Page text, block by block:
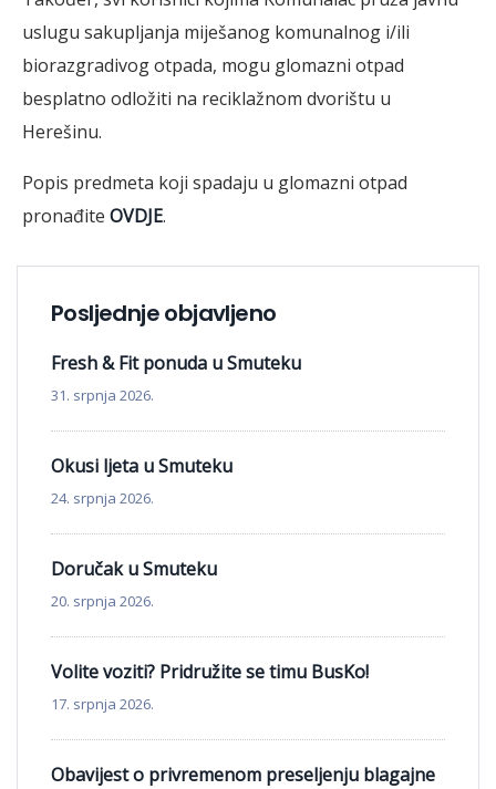
uslugu sakupljanja miješanog komunalnog i/ili
biorazgradivog otpada, mogu glomazni otpad
besplatno odložiti na reciklažnom dvorištu u
Herešinu.
Popis predmeta koji spadaju u glomazni otpad
pronađite OVDJE.
Posljednje objavljeno
Fresh & Fit ponuda u Smuteku
31. srpnja 2026.
Okusi ljeta u Smuteku
24. srpnja 2026.
Doručak u Smuteku
20. srpnja 2026.
Volite voziti? Pridružite se timu BusKo!
17. srpnja 2026.
Obavijest o privremenom preseljenju blagajne